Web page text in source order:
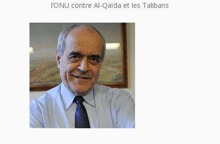
l’ONU contre Al-Qaïda et les Talibans